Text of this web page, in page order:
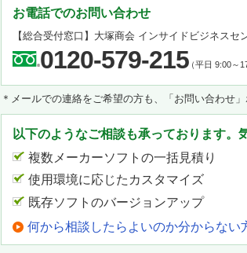
お電話でのお問い合わせ
【総合受付窓口】 大塚商会 インサイドビジネスセ
0120-579-215（平日 9:00～
＊メールでの連絡をご希望の方も、「お問い合わせ
以下のようなご相談も承っております。
複数メーカーソフトの一括見積り
使用環境に応じたカスタマイズ
既存ソフトのバージョンアップ
何から相談したらよいのか分からない